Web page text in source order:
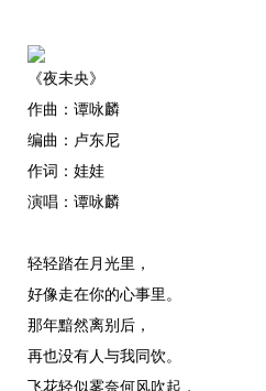
《夜未央》
作曲：谭咏麟
编曲：卢东尼
作词：娃娃
演唱：谭咏麟
轻轻踏在月光里，
好像走在你的心事里。
那年黯然离别后，
再也没有人与我同饮。
飞花轻似雾奈何风吹起，